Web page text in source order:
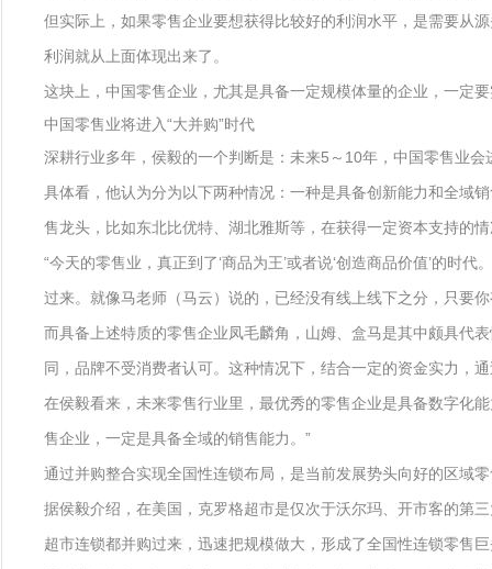
但实际上，如果零售企业要想获得比较好的利润水平，是需要从
利润就从上面体现出来了。
这块上，中国零售企业，尤其是具备一定规模体量的企业，一定
中国零售业将进入“大并购”时代
深耕行业多年，侯毅的一个判断是：未来5～10年，中国零售业
具体看，他认为分为以下两种情况：一种是具备创新能力和全域
售龙头，比如东北比优特、湖北雅斯等，在获得一定资本支持的
“今天的零售业，真正到了‘商品为王’或者说‘创造商品价值’的
过来。就像马老师（马云）说的，已经没有线上线下之分，只要
而具备上述特质的零售企业凤毛麟角，山姆、盒马是其中颇具代
同，品牌不受消费者认可。这种情况下，结合一定的资金实力，
在侯毅看来，未来零售行业里，最优秀的零售企业是具备数字化
售企业，一定是具备全域的销售能力。”
通过并购整合实现全国性连锁布局，是当前发展势头向好的区域
据侯毅介绍，在美国，克罗格超市是仅次于沃尔玛、开市客的第
超市连锁都并购过来，迅速把规模做大，形成了全国性连锁零售